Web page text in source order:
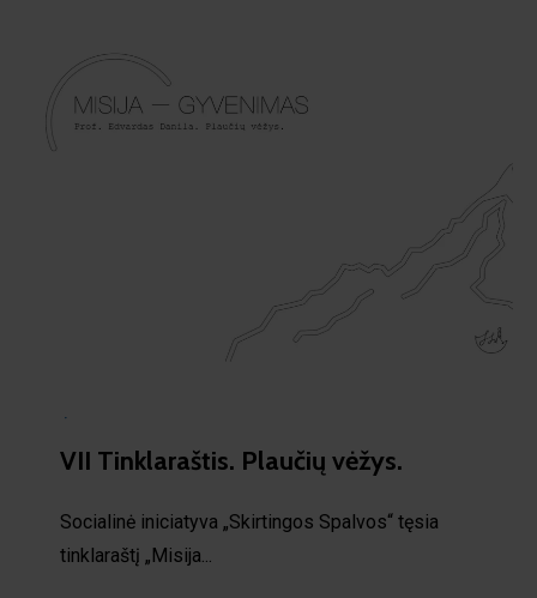
·
VII Tinklaraštis. Plaučių vėžys.
Socialinė iniciatyva „Skirtingos Spalvos“ tęsia
tinklaraštį „Misija...